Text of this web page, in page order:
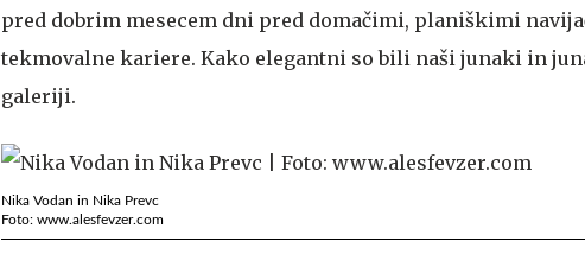
pred dobrim mesecem dni pred domačimi, planiškimi
tekmovalne kariere. Kako elegantni so bili naši junaki in
galeriji.
Nika Vodan in Nika Prevc
Foto: www.alesfevzer.com